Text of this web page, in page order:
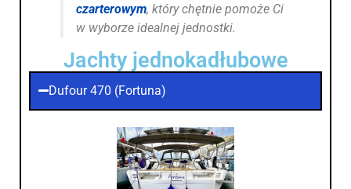
czarterowym, który chętnie pomoże Ci
w wyborze idealnej jednostki.
Jachty jednokadłubowe
Dufour 470 (Fortuna)